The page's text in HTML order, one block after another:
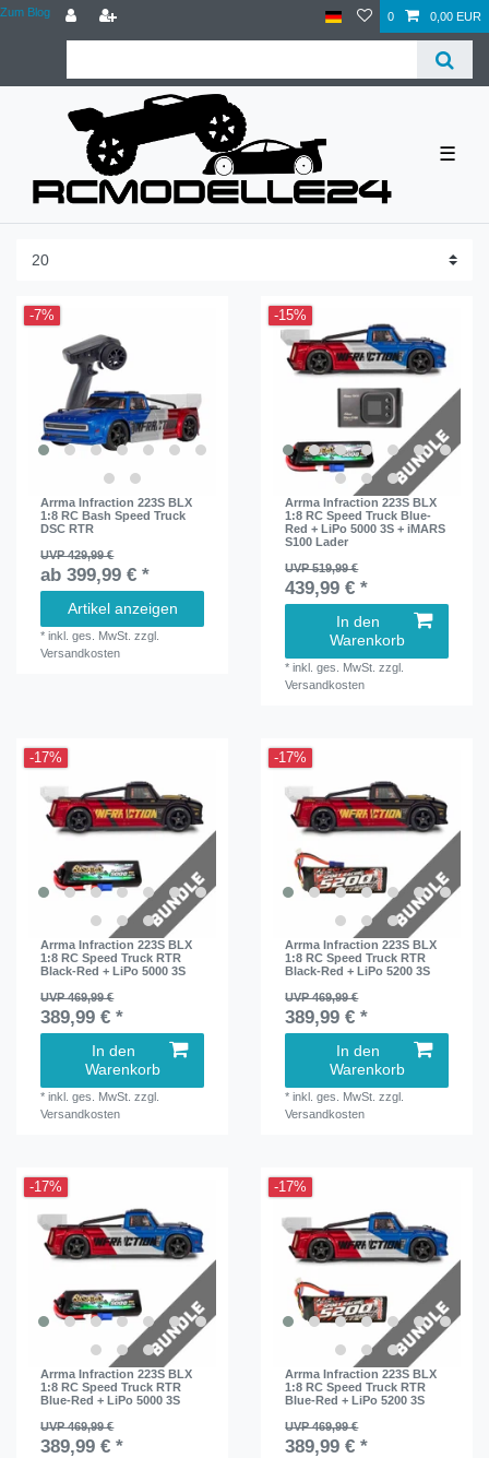
Zum Blog 0 0,00 EUR
☰
-7%
Arrma Infraction 223S BLX
1:8 RC Bash Speed Truck
DSC RTR
UVP 429,99 €
ab 399,99 € *
Artikel anzeigen
*inkl. ges. MwSt. zzgl.
Versandkosten
-15%
Arrma Infraction 223S BLX
1:8 RC Speed Truck Blue-
Red + LiPo 5000 3S + iMARS
S100 Lader
UVP 519,99 €
439,99 € *
In den
Warenkorb
*inkl. ges. MwSt. zzgl.
Versandkosten
-17%
Arrma Infraction 223S BLX
1:8 RC Speed Truck RTR
Black-Red + LiPo 5000 3S
UVP 469,99 €
389,99 € *
In den
Warenkorb
*inkl. ges. MwSt. zzgl.
Versandkosten
-17%
Arrma Infraction 223S BLX
1:8 RC Speed Truck RTR
Black-Red + LiPo 5200 3S
UVP 469,99 €
389,99 € *
In den
Warenkorb
*inkl. ges. MwSt. zzgl.
Versandkosten
-17%
Arrma Infraction 223S BLX
1:8 RC Speed Truck RTR
Blue-Red + LiPo 5000 3S
UVP 469,99 €
389,99 € *
-17%
Arrma Infraction 223S BLX
1:8 RC Speed Truck RTR
Blue-Red + LiPo 5200 3S
UVP 469,99 €
389,99 € *